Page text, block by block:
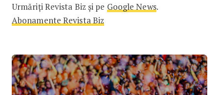
Urmăriți Revista Biz și pe Google News.
Abonamente Revista Biz